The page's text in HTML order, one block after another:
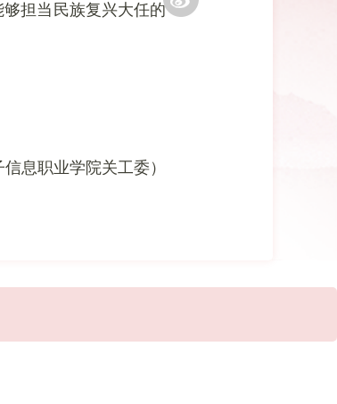
担当民族复兴大任的
信息职业学院关工委）